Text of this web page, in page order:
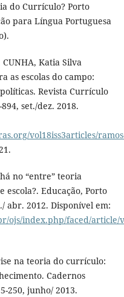
do Currículo? Porto
para Língua Portuguesa
CUNHA, Katia Silva
as escolas do campo:
Revista Currículo
set./dez. 2018.
vol18iss3articles/
no “entre” teoria
Educação, Porto
abr. 2012. Disponível em:
ojs/index.php/faced/article/
na teoria do currículo:
Cadernos
250, junho/ 2013.